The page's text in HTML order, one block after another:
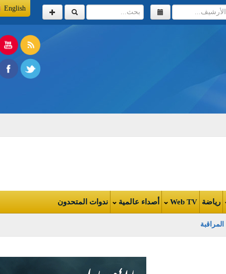
English
Web TV أصداء عالمية ندوات المتحدون